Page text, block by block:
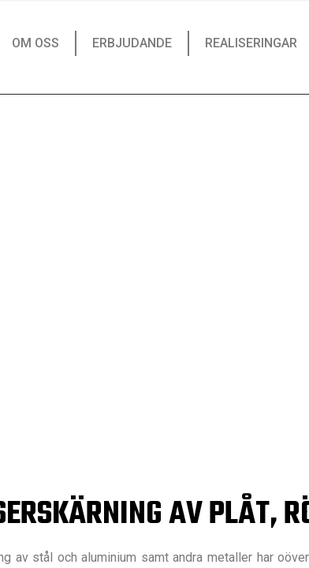
OM OSS ERBJUDANDE REALISERINGAR
AV PLÅT,
av stål och aluminium samt andra metaller har